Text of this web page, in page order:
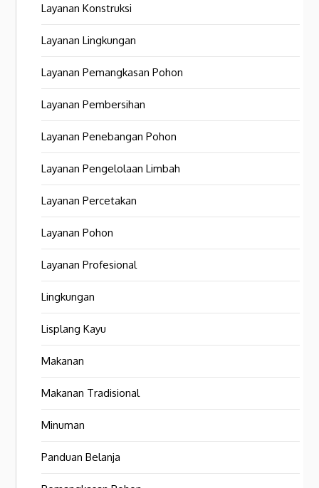
Layanan Konstruksi
Layanan Lingkungan
Layanan Pemangkasan Pohon
Layanan Pembersihan
Layanan Penebangan Pohon
Layanan Pengelolaan Limbah
Layanan Percetakan
Layanan Pohon
Layanan Profesional
Lingkungan
Lisplang Kayu
Makanan
Makanan Tradisional
Minuman
Panduan Belanja